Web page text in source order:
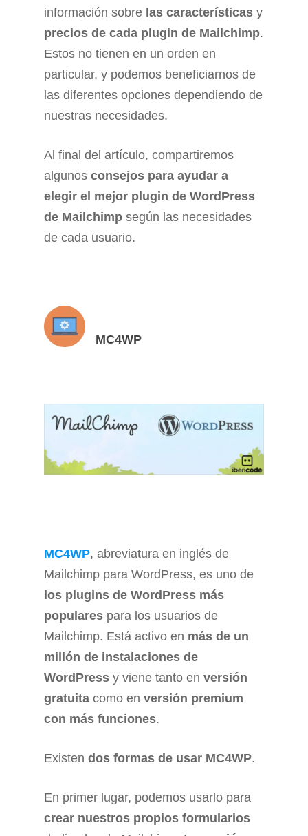
información sobre las características y
precios de cada plugin de Mailchimp.
Estos no tienen en un orden en
particular, y podemos beneficiarnos de
las diferentes opciones dependiendo de
nuestras necesidades.
Al final del artículo, compartiremos
algunos consejos para ayudar a
elegir el mejor plugin de WordPress
de Mailchimp según las necesidades
de cada usuario.
MC4WP
MC4WP, abreviatura en inglés de
Mailchimp para WordPress, es uno de
los plugins de WordPress más
populares para los usuarios de
Mailchimp. Está activo en más de un
millón de instalaciones de
WordPress y viene tanto en versión
gratuita como en versión premium
con más funciones.
Existen dos formas de usar MC4WP.
En primer lugar, podemos usarlo para
crear nuestros propios formularios